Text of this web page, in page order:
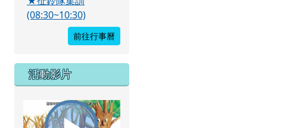
(08:30~10:30)
前往行事曆
活動影片